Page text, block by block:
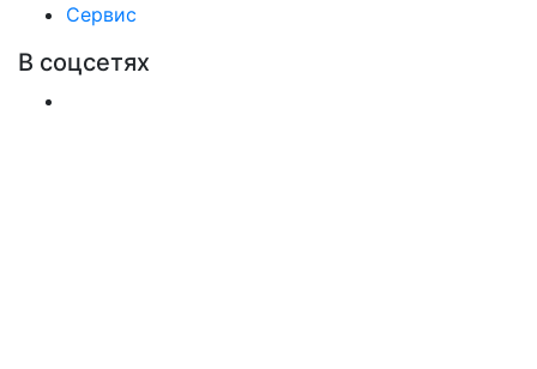
Сервис
В соцсетях